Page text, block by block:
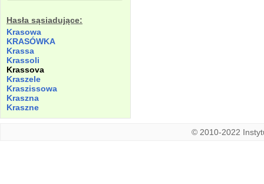
Hasła sąsiadujące:
Krasowa
KRASÓWKA
Krassa
Krassoli
Krassova
Kraszele
Kraszissowa
Kraszna
Kraszne
© 2010-2022